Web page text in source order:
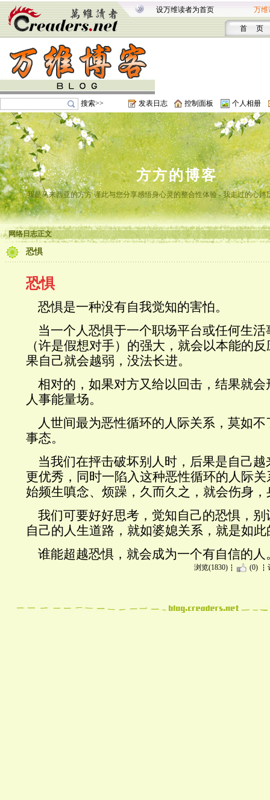
设万维读者为首页 万维
首 页
搜索>> 发表日志 控制面板 个人相册
方方的博客
我是马来西亚的方方 谨此与您分享感悟身心灵的整合性体验 - 我走过的心路
网络日志正文
恐惧
恐惧
恐惧是一种没有自我觉知的害怕。
当一个人恐惧于一个职场平台或任何生活
（许是假想对手）的强大，就会以本能的
果自己就会越弱，没法长进。
相对的，如果对方又给以回击，结果就会
人事能量场。
人世间最为恶性循环的人际关系，莫如不
事态。
当我们在抨击破坏别人时，后果是自己越
更优秀，同时一陷入这种恶性循环的人际
始频生嗔念、烦躁，久而久之，就会伤身
我们可要好好思考，觉知自己的恐惧，别
自己的人生道路，就如婆媳关系，就是如
谁能超越恐惧，就会成为一个有自信的人
浏览(1830) (0)